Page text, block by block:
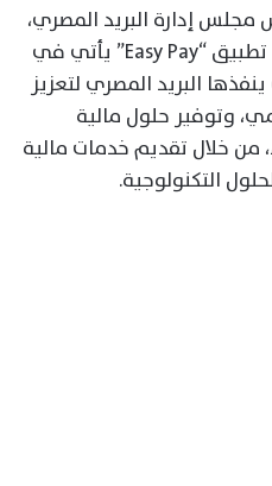
مجلس إدارة البريد المصري،
أن إطلاق النسخة الجديدة من تطبيق “Easy Pay” يأتي في
البريد المصري لتعزيز
وتوفير حلول مالية
من خلال تقديم خدمات مالية
التكنولوجية.